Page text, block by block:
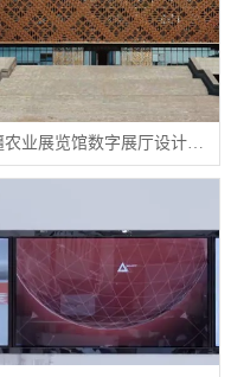
新疆农业展览馆数字展厅设计案例